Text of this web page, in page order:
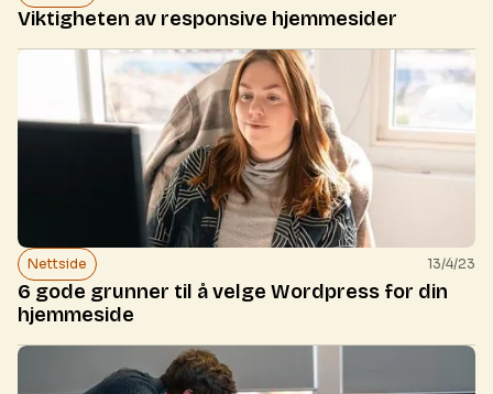
Viktigheten av responsive hjemmesider
Nettside 13/4/23
6 gode grunner til å velge Wordpress for din
hjemmeside